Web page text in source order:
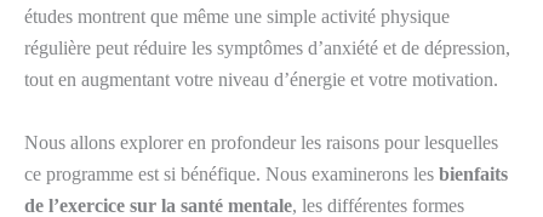
études montrent que même une simple activité physique
régulière peut réduire les symptômes d’anxiété et de dépression,
tout en augmentant votre niveau d’énergie et votre motivation.
Nous allons explorer en profondeur les raisons pour lesquelles
ce programme est si bénéfique. Nous examinerons les bienfaits
de l’exercice sur la santé mentale, les différentes formes